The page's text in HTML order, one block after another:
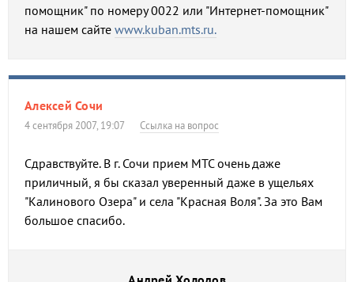
помощник" по номеру 0022 или "Интернет-помощник"
на нашем сайте www.kuban.mts.ru.
Алексей Сочи
4 сентября 2007, 19:07 Ссылка на вопрос
Сдравствуйте. В г. Сочи прием МТС очень даже
приличный, я бы сказал уверенный даже в ущельях
"Калинового Озера" и села "Красная Воля". За это Вам
большое спасибо.